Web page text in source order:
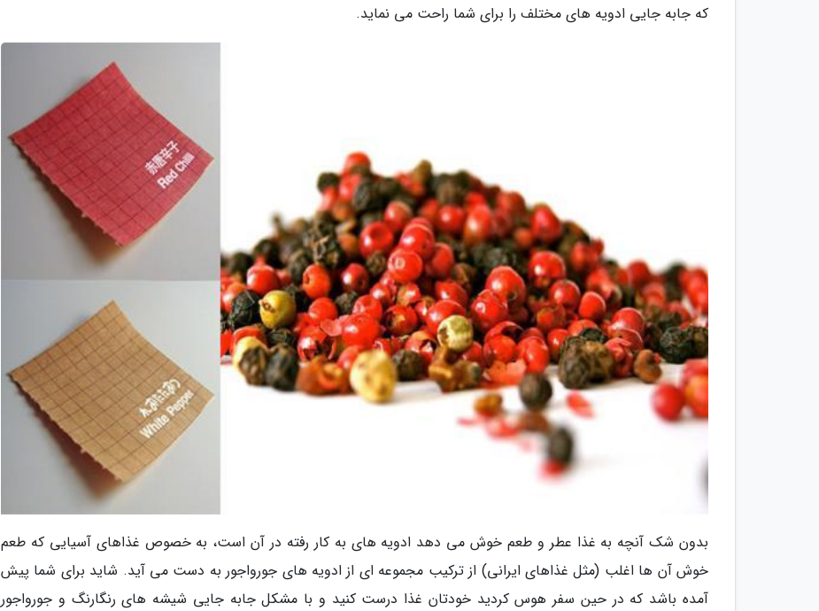
که جابه جایی ادویه های مختلف را برای شما راحت می نماید.
بدون شک آنچه به غذا عطر و طعم خوش می دهد ادویه های به کار رفته در آن است، به خصوص غذاهای آسیایی که طعم
خوش آن ها اغلب (مثل غذاهای ایرانی) از ترکیب مجموعه ای از ادویه های جورواجور به دست می آید. شاید برای شما پیش
آمده باشد که در حین سفر هوس کردید خودتان غذا درست کنید و با مشکل جابه جایی شیشه های رنگارنگ و جورواجور